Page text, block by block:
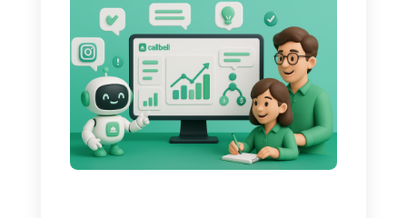
Instagram: Como
transformar
anúncios em
vendas